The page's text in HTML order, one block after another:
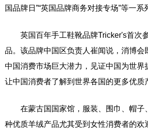
国品牌日”“英国品牌商务对接专场”等一系
英国百年手工鞋靴品牌Tricker's首次
品。该品牌中国区负责人崔闻说，消博会
中国消费市场巨大潜力，见证中国为世界
让中国消费者了解到世界各国的更多优质
在蒙古国国家馆，服装、围巾、帽子
种优质羊绒产品尤其受到女性消费者的欢